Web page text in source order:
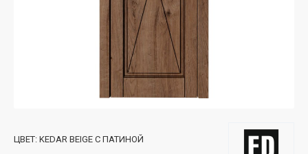
ЦВЕТ: KEDAR BEIGE С ПАТИНОЙ